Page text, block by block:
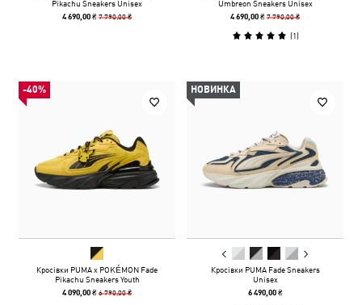
Pikachu Sneakers Unisex
4 690,00 ₴7 790,00 ₴
Umbreon Sneakers Unisex
4 690,00 ₴7 790,00 ₴
(1)
-40%
Кросівки PUMA x POKÉMON Fade
Pikachu Sneakers Youth
4 090,00 ₴6 790,00 ₴
НОВИНКА
Кросівки PUMA Fade Sneakers
Unisex
6 490,00 ₴